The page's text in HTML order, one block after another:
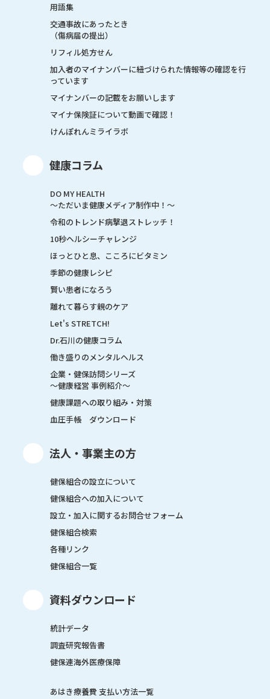
用語集
交通事故にあったとき
（傷病届の提出）
リフィル処方せん
加入者のマイナンバーに紐づけられた情報等の確認を行
っています
マイナンバーの記載をお願いします
マイナ保険証について動画で確認！
けんぽれんミライラボ
健康コラム
DO MY HEALTH
～ただいま健康メディア制作中！～
令和のトレンド病撃退ストレッチ！
10秒ヘルシーチャレンジ
ほっとひと息、こころにビタミン
季節の健康レシピ
賢い患者になろう
離れて暮らす親のケア
Let's STRETCH!
Dr.石川の健康コラム
働き盛りのメンタルヘルス
企業・健保訪問シリーズ
～健康経営 事例紹介～
健康課題への取り組み・対策
血圧手帳 ダウンロード
法人・事業主の方
健保組合の設立について
健保組合への加入について
設立・加入に関するお問合せフォーム
健保組合検索
各種リンク
健保組合一覧
資料ダウンロード
統計データ
調査研究報告書
健保連海外医療保障
あはき療養費 支払い方法一覧